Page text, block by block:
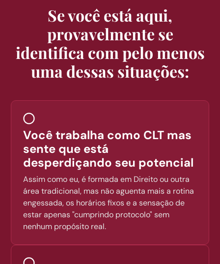
Se você está aqui,
provavelmente se
identifica com pelo menos
uma dessas situações:
Você trabalha como CLT mas
sente que está
desperdiçando seu potencial
Assim como eu, é formada em Direito ou outra
área tradicional, mas não aguenta mais a rotina
engessada, os horários fixos e a sensação de
estar apenas "cumprindo protocolo" sem
nenhum propósito real.